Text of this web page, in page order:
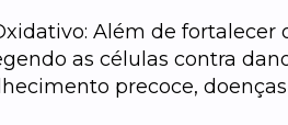
Além de
as células contra
precoce,